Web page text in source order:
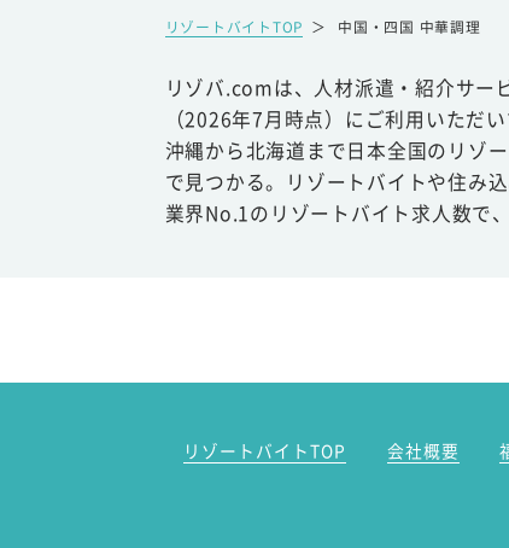
リゾートバイトTOP ＞ 中国・四国 中華調理
リゾバ.comは、人材派遣・紹介サー
（2026年7月時点）にご利用いただい
沖縄から北海道まで日本全国のリゾ
で見つかる。リゾートバイトや住み
業界No.1のリゾートバイト求人数で
リゾートバイトTOP 会社概要